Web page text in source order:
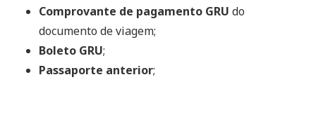
Comprovante de pagamento GRU do
documento de viagem;
Boleto GRU;
Passaporte anterior;